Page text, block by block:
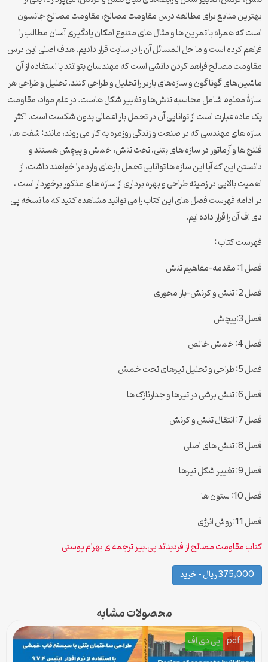
بهترین منابع برای مطالعه درس مقاومت مصالح، مقاومت مصالح جانسون
است که همراه با تمرین ها و مثال های متنوع امکان یادگیری آسان مطالب را
فراهم کرده است و ما حل المسائل آن را در سایت قرار دادیم. هدف اصلی این درس
مقاومت مصالح فراهم کردن دانشی است که مهندسان بتوانند با استفاده از آن
ماشین‌های گوناگون و سازه‌های باربر را تحلیل و طراحی کنند. تحلیل و طراحی هر
سازهٔ معلوم شامل محاسبه تنش‌ها و تغییر شکل هاست. در علم مواد، مقاومت
یک ماده عبارت است از توانایی آن در تحمل بار اعمالی بدون شکست است. اکثر
سازه های مهندسی که در صنعت و زندگی روزمره به کار می روند، مانند: شفت ها،
فلنج ها و آرماتور در سازه های بتنی، تحت تنش، خمش و پیچش هستند و
دانستن این که آیا این سازه ها توانایی تحمل بارهای وارده را خواهند داشت، از
اهمیت بالایی در زمینه طراحی و بهره برداری از سازه های مذکور برخوردار است ،
در ادامه فهرست فصل های این کتاب را می توانید مشاهده کنید که ما نسخه پی
دی اف آن را قرار داده ایم.
فهرست کتاب :
فصل 1: مقدمه-مفاهیم تنش
فصل 2: تنش و کرنش-بار محوری
فصل 3:پیچش
فصل 4: خمش خالص
فصل 5: طراحی و تحلیل تیرهای تحت خمش
فصل 6: تنش برشی در تیرها و جدارنازک ها
فصل 7: انتقال تنش و کرنش
فصل 8: تنش های اصلی
فصل 9: تغییر شکل تیرها
فصل 10: ستون ها
فصل 11: روش انرژی
کتاب مقاومت مصالح از فرديناند پی.بير ترجمه ی بهرام پوستی
375,000 ریال – خرید
محصولات مشابه
pdf پی دی اف